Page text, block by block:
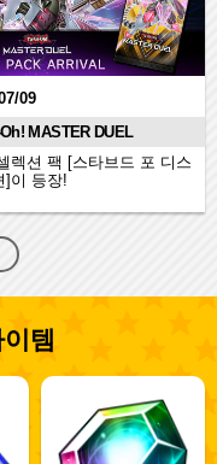
09
MASTER DUEL
렉션 팩 [스타브드 포 디스
]이 등장!
템